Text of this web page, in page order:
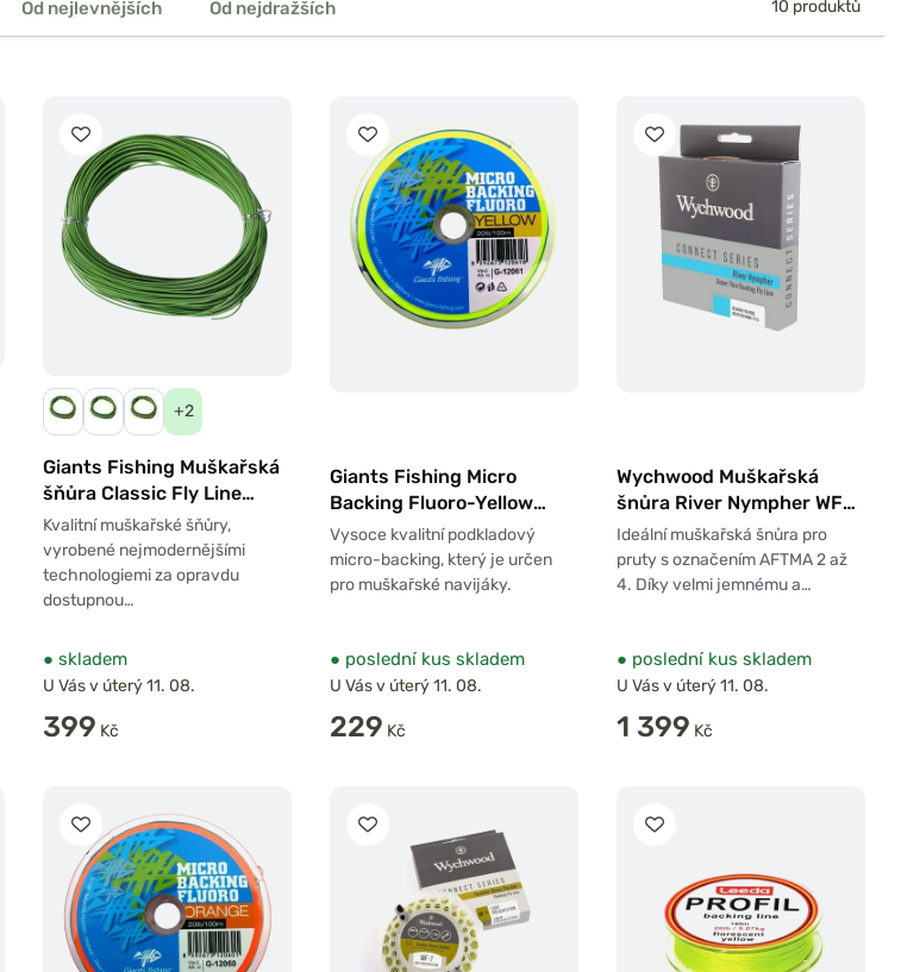
Od nejlevnějších Od nejdražších 10 produktů
+2
Giants Fishing Muškařská
šňůra Classic Fly Line
30,5m Olive Green
Kvalitní muškařské šňůry,
vyrobené nejmodernějšími
technologiemi za opravdu
dostupnou…
● skladem
U Vás v úterý 11. 08.
399 Kč
Giants Fishing Micro
Backing Fluoro-Yellow
20lb 100m
Vysoce kvalitní podkladový
micro-backing, který je určen
pro muškařské navijáky.
● poslední kus skladem
U Vás v úterý 11. 08.
229 Kč
Wychwood Muškařská
šnůra River Nympher WF#
2-4
Ideální muškařská šnůra pro
pruty s označením AFTMA 2 až
4. Díky velmi jemnému a…
● poslední kus skladem
U Vás v úterý 11. 08.
1 399 Kč